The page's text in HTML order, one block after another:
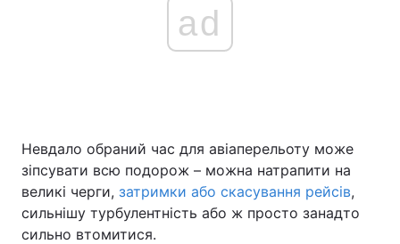
ad
Невдало обраний час для авіаперельоту може
зіпсувати всю подорож – можна натрапити на
великі черги, затримки або скасування рейсів,
сильнішу турбулентність або ж просто занадто
сильно втомитися.